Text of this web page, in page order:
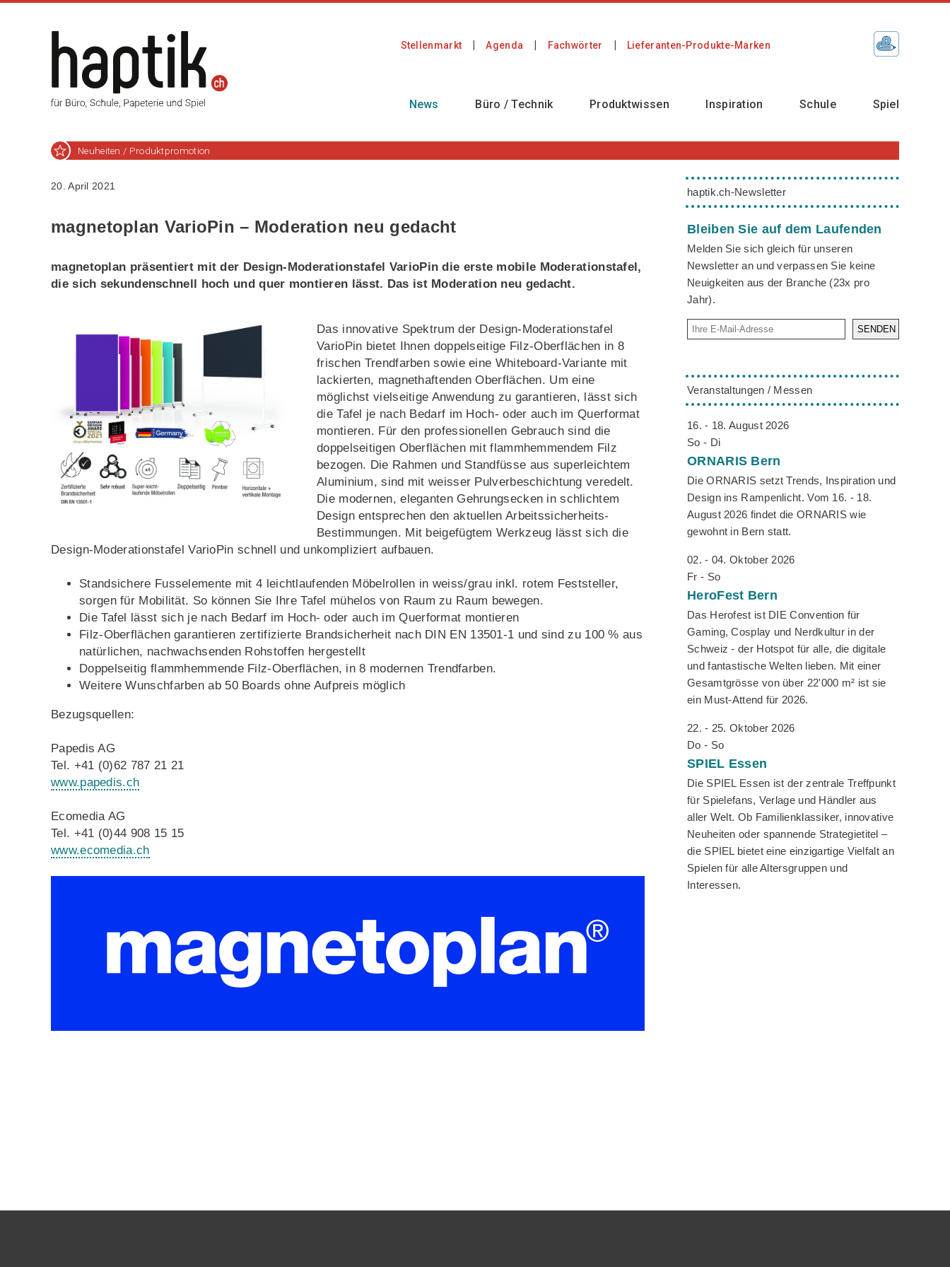
Stellenmarkt Agenda Fachwörter Lieferanten-Produkte-Marken
News Büro / Technik Produktwissen Inspiration Schule Spiel
Neuheiten / Produktpromotion
20. April 2021
magnetoplan VarioPin – Moderation neu gedacht
magnetoplan präsentiert mit der Design-Moderationstafel VarioPin die erste mobile Moderationstafel,
die sich sekundenschnell hoch und quer montieren lässt. Das ist Moderation neu gedacht.
Das innovative Spektrum der Design-Moderationstafel
VarioPin bietet Ihnen doppelseitige Filz-Oberflächen in 8
frischen Trendfarben sowie eine Whiteboard-Variante mit
lackierten, magnethaftenden Oberflächen. Um eine
möglichst vielseitige Anwendung zu garantieren, lässt sich
die Tafel je nach Bedarf im Hoch- oder auch im Querformat
montieren. Für den professionellen Gebrauch sind die
doppelseitigen Oberflächen mit flammhemmendem Filz
bezogen. Die Rahmen und Standfüsse aus superleichtem
Aluminium, sind mit weisser Pulverbeschichtung veredelt.
Die modernen, eleganten Gehrungsecken in schlichtem
Design entsprechen den aktuellen Arbeitssicherheits-
Bestimmungen. Mit beigefügtem Werkzeug lässt sich die
Design-Moderationstafel VarioPin schnell und unkompliziert aufbauen.
Standsichere Fusselemente mit 4 leichtlaufenden Möbelrollen in weiss/grau inkl. rotem Feststeller,
sorgen für Mobilität. So können Sie Ihre Tafel mühelos von Raum zu Raum bewegen.
Die Tafel lässt sich je nach Bedarf im Hoch- oder auch im Querformat montieren
Filz-Oberflächen garantieren zertifizierte Brandsicherheit nach DIN EN 13501-1 und sind zu 100 % aus
natürlichen, nachwachsenden Rohstoffen hergestellt
Doppelseitig flammhemmende Filz-Oberflächen, in 8 modernen Trendfarben.
Weitere Wunschfarben ab 50 Boards ohne Aufpreis möglich
Bezugsquellen:
Papedis AG
Tel. +41 (0)62 787 21 21
www.papedis.ch
Ecomedia AG
Tel. +41 (0)44 908 15 15
www.ecomedia.ch
haptik.ch-Newsletter
Bleiben Sie auf dem Laufenden
Melden Sie sich gleich für unseren
Newsletter an und verpassen Sie keine
Neuigkeiten aus der Branche (23x pro
Jahr).
SENDEN
Veranstaltungen / Messen
16. - 18. August 2026
So - Di
ORNARIS Bern
Die ORNARIS setzt Trends, Inspiration und
Design ins Rampenlicht. Vom 16. - 18.
August 2026 findet die ORNARIS wie
gewohnt in Bern statt.
02. - 04. Oktober 2026
Fr - So
HeroFest Bern
Das Herofest ist DIE Convention für
Gaming, Cosplay und Nerdkultur in der
Schweiz - der Hotspot für alle, die digitale
und fantastische Welten lieben. Mit einer
Gesamtgrösse von über 22'000 m² ist sie
ein Must-Attend für 2026.
22. - 25. Oktober 2026
Do - So
SPIEL Essen
Die SPIEL Essen ist der zentrale Treffpunkt
für Spielefans, Verlage und Händler aus
aller Welt. Ob Familienklassiker, innovative
Neuheiten oder spannende Strategietitel –
die SPIEL bietet eine einzigartige Vielfalt an
Spielen für alle Altersgruppen und
Interessen.